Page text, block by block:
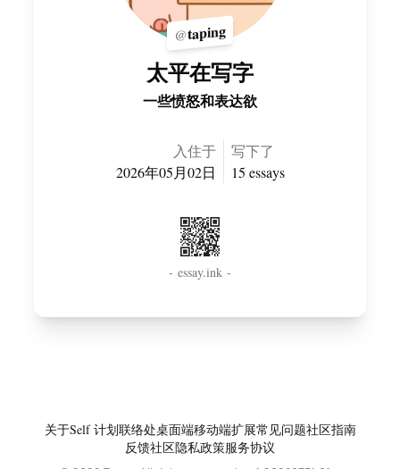
@taping
太平在写字
一些愤怒和表达欲
入住于
2026年05月02日
写下了
15 essays
- essay.ink -
关于Self 计划联络处桌面端移动端扩展常见问题社区指南
反馈社区隐私政策服务协议